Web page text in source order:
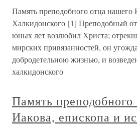
Память преподобного отца
Халкидонского [1] Преподобный
юных лет возлюбил Христа;
мирских привязанностей, он
добродетельною жизнью, и
халкидонского
Память
Иакова, епископа и